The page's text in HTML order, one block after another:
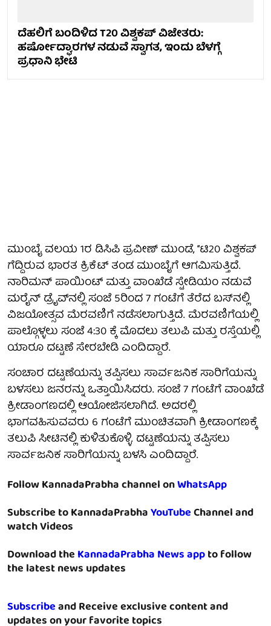
ದೆಹಲಿಗೆ ಬಂದಿಳಿದ T20 ವಿಶ್ವಕಪ್ ವಿಜೇತರು:
ಹರ್ಷೋದ್ಘಾರಗಳ ನಡುವೆ ಸ್ವಾಗತ, ಇಂದು ಬೆಳಗ್ಗೆ
ಪ್ರಧಾನಿ ಭೇಟಿ
ಮುಂಬೈ ವಲಯ 1ರ ಡಿಸಿಪಿ ಪ್ರವೀಣ್ ಮುಂಡೆ, ‘‘ಟಿ20 ವಿಶ್ವಕಪ್
ಗೆದ್ದಿರುವ ಭಾರತ ಕ್ರಿಕೆಟ್ ತಂಡ ಮುಂಬೈಗೆ ಆಗಮಿಸುತ್ತಿದೆ.
ನಾರಿಮನ್ ಪಾಯಿಂಟ್ ಮತ್ತು ವಾಂಖೆಡೆ ಸ್ಟೇಡಿಯಂ ನಡುವೆ
ಮರೈನ್ ಡ್ರೈವ್‌ನಲ್ಲಿ ಸಂಜೆ 5ರಿಂದ 7 ಗಂಟೆಗೆ ತೆರೆದ ಬಸ್‌ನಲ್ಲಿ
ವಿಜಯೋತ್ಸವ ಮೆರವಣಿಗೆ ನಡೆಸಲಾಗುತ್ತಿದೆ. ಮೆರವಣಿಗೆಯಲ್ಲಿ
ಪಾಲ್ಗೊಳ್ಳಲು ಸಂಜೆ 4:30 ಕ್ಕೆ ಮೊದಲು ತಲುಪಿ ಮತ್ತು ರಸ್ತೆಯಲ್ಲಿ
ಯಾರೂ ದಟ್ಟಣೆ ಸೇರಬೇಡಿ ಎಂದಿದ್ದಾರೆ.
ಸಂಚಾರ ದಟ್ಟಣೆಯನ್ನು ತಪ್ಪಿಸಲು ಸಾರ್ವಜನಿಕ ಸಾರಿಗೆಯನ್ನು
ಬಳಸಲು ಜನರನ್ನು ಒತ್ತಾಯಿಸಿದರು. ಸಂಜೆ 7 ಗಂಟೆಗೆ ವಾಂಖೆಡೆ
ಕ್ರೀಡಾಂಗಣದಲ್ಲಿ ಆಯೋಜಿಸಲಾಗಿದೆ. ಅದರಲ್ಲಿ
ಭಾಗವಹಿಸುವವರು 6 ಗಂಟೆಗೆ ಮುಂಚಿತವಾಗಿ ಕ್ರೀಡಾಂಗಣಕ್ಕೆ
ತಲುಪಿ ಸೀಟಿನಲ್ಲಿ ಕುಳಿತುಕೊಳ್ಳಿ. ದಟ್ಟಣೆಯನ್ನು ತಪ್ಪಿಸಲು
ಸಾರ್ವಜನಿಕ ಸಾರಿಗೆಯನ್ನು ಬಳಸಿ ಎಂದಿದ್ದಾರೆ.
Follow KannadaPrabha channel onWhatsApp
Subscribe to KannadaPrabhaYouTubeChannel and
watch Videos
Download theKannadaPrabha News appto follow
the latest news updates
Subscribeand Receive exclusive content and
updates on your favorite topics